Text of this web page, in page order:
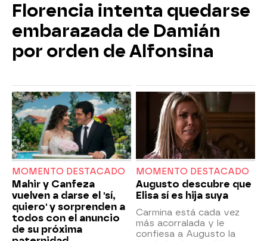
Florencia intenta quedarse
embarazada de Damián
por orden de Alfonsina
MOMENTO DESTACADO
Mahir y Canfeza
vuelven a darse el 'sí,
quiero' y sorprenden a
todos con el anuncio
de su próxima
MOMENTO DESTACADO
Augusto descubre que
Elisa sí es hija suya
Carmina está cada vez
más acorralada y le
confiesa a Augusto la